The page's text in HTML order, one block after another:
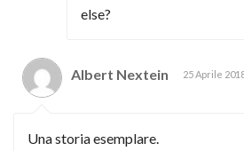
else?
Albert Nextein 25 Aprile
Una storia esemplare.